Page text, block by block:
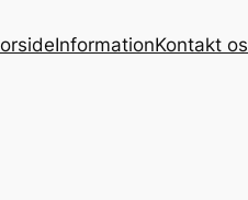
InformationKontakt os